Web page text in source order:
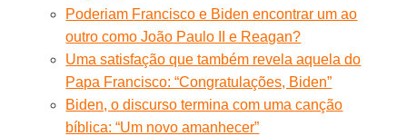
Poderiam Francisco e Biden encontrar um ao
outro como João Paulo II e Reagan?
Uma satisfação que também revela aquela do
Papa Francisco: “Congratulações, Biden”
Biden, o discurso termina com uma canção
bíblica: “Um novo amanhecer”